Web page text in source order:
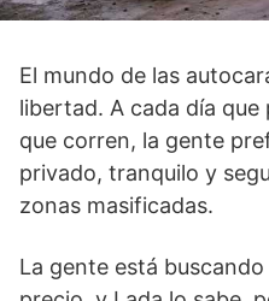
El mundo de las
libertad. A cada día
que corren, la gente
privado, tranquilo y
zonas masificadas.
La gente está